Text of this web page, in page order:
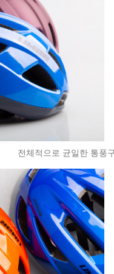
전체적으로 균일한 통풍